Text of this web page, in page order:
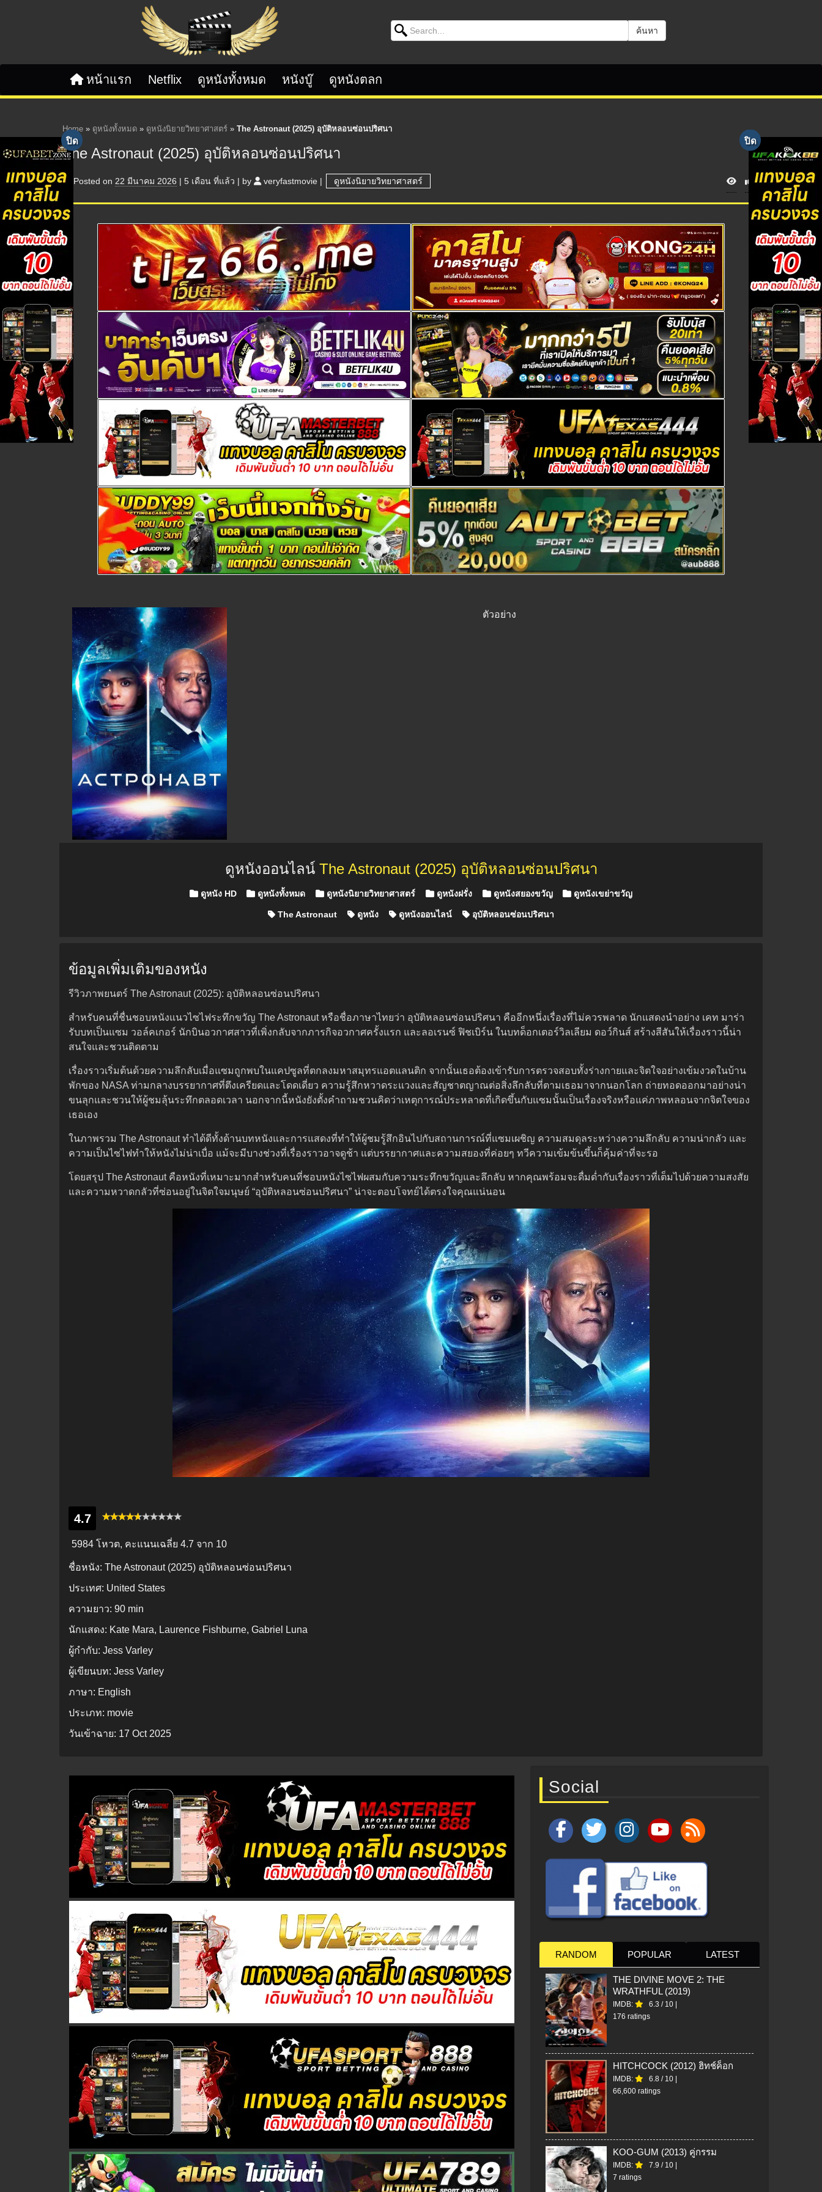
Search for: ค้นหา
หน้าแรก Netflix ดูหนังทั้งหมด หนังบู๊ ดูหนังตลก
Home » ดูหนังทั้งหมด » ดูหนังนิยายวิทยาศาสตร์ » The Astronaut (2025) อุบัติหลอนซ่อนปริศนา
The Astronaut (2025) อุบัติหลอนซ่อนปริศนา
Posted on 22 มีนาคม 2026 | 5 เดือน ที่แล้ว | by veryfastmovie | ดูหนังนิยายวิทยาศาสตร์ V
i
ตัวอย่าง
ดูหนังออนไลน์ The Astronaut (2025) อุบัติหลอนซ่อนปริศนา
Posted in
ดูหนัง HD ดูหนังทั้งหมด ดูหนังนิยายวิทยาศาสตร์ ดูหนังฝรั่ง ดูหนังสยองขวัญ ดูหนังเขย่าขวัญ
The Astronaut ดูหนัง ดูหนังออนไลน์ อุบัติหลอนซ่อนปริศนา
ข้อมูลเพิ่มเติมของหนัง
รีวิวภาพยนตร์ The Astronaut (2025): อุบัติหลอนซ่อนปริศนา
สำหรับคนที่ชื่นชอบหนังแนวไซไฟระทึกขวัญ The Astronaut หรือชื่อภาษาไทยว่า อุบัติหลอนซ่อนปริศนา คืออีกหนึ่งเรื่องที่ไม่ควรพลาด นักแสดงนำอย่าง เคท มาร่า
รับบทเป็นแซม วอล์คเกอร์ นักบินอวกาศสาวที่เพิ่งกลับจากภารกิจอวกาศครั้งแรก และลอเรนซ์ ฟิชเบิร์น ในบทด็อกเตอร์วิลเลียม ดอว์กินส์ สร้างสีสันให้เรื่องราวนี้น่า
สนใจและชวนติดตาม
เรื่องราวเริ่มต้นด้วยความลึกลับเมื่อแซมถูกพบในแคปซูลที่ตกลงมหาสมุทรแอตแลนติก จากนั้นเธอต้องเข้ารับการตรวจสอบทั้งร่างกายและจิตใจอย่างเข้มงวดในบ้าน
พักของ NASA ท่ามกลางบรรยากาศที่ตึงเครียดและโดดเดี่ยว ความรู้สึกหวาดระแวงและสัญชาตญาณต่อสิ่งลึกลับที่ตามเธอมาจากนอกโลก ถ่ายทอดออกมาอย่างน่า
ขนลุกและชวนให้ผู้ชมลุ้นระทึกตลอดเวลา นอกจากนี้หนังยังตั้งคำถามชวนคิดว่าเหตุการณ์ประหลาดที่เกิดขึ้นกับแซมนั้นเป็นเรื่องจริงหรือแค่ภาพหลอนจากจิตใจของ
เธอเอง
ในภาพรวม The Astronaut ทำได้ดีทั้งด้านบทหนังและการแสดงที่ทำให้ผู้ชมรู้สึกอินไปกับสถานการณ์ที่แซมเผชิญ ความสมดุลระหว่างความลึกลับ ความน่ากลัว และ
ความเป็นไซไฟทำให้หนังไม่น่าเบื่อ แม้จะมีบางช่วงที่เรื่องราวอาจดูช้า แต่บรรยากาศและความสยองที่ค่อยๆ ทวีความเข้มข้นขึ้นก็คุ้มค่าที่จะรอ
โดยสรุป The Astronaut คือหนังที่เหมาะมากสำหรับคนที่ชอบหนังไซไฟผสมกับความระทึกขวัญและลึกลับ หากคุณพร้อมจะดื่มด่ำกับเรื่องราวที่เต็มไปด้วยความสงสัย
และความหวาดกลัวที่ซ่อนอยู่ในจิตใจมนุษย์ “อุบัติหลอนซ่อนปริศนา” น่าจะตอบโจทย์ได้ตรงใจคุณแน่นอน
4.7
5984 โหวต, คะแนนเฉลี่ย 4.7 จาก 10
ชื่อหนัง: The Astronaut (2025) อุบัติหลอนซ่อนปริศนา
ประเทศ: United States
ความยาว: 90 min
นักแสดง: Kate Mara, Laurence Fishburne, Gabriel Luna
ผู้กำกับ: Jess Varley
ผู้เขียนบท: Jess Varley
ภาษา: English
ประเภท: movie
วันเข้าฉาย: 17 Oct 2025
Social
RANDOM POPULAR LATEST
THE DIVINE MOVE 2: THE
WRATHFUL (2019)
IMDB: 6.3 / 10
176 ratings
HITCHCOCK (2012) ฮิทช์ค็อก
IMDB: 6.8 / 10
66,600 ratings
KOO-GUM (2013) คู่กรรม
IMDB: 7.9 / 10
7 ratings